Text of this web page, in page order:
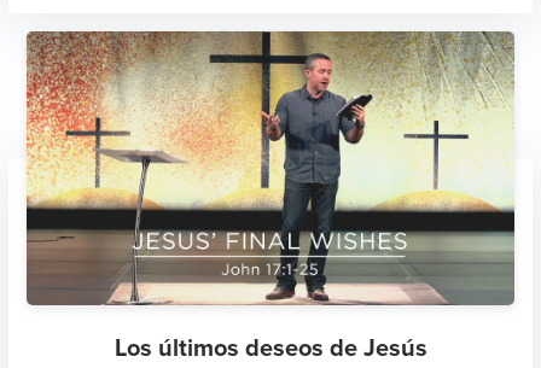
Los últimos deseos de Jesús